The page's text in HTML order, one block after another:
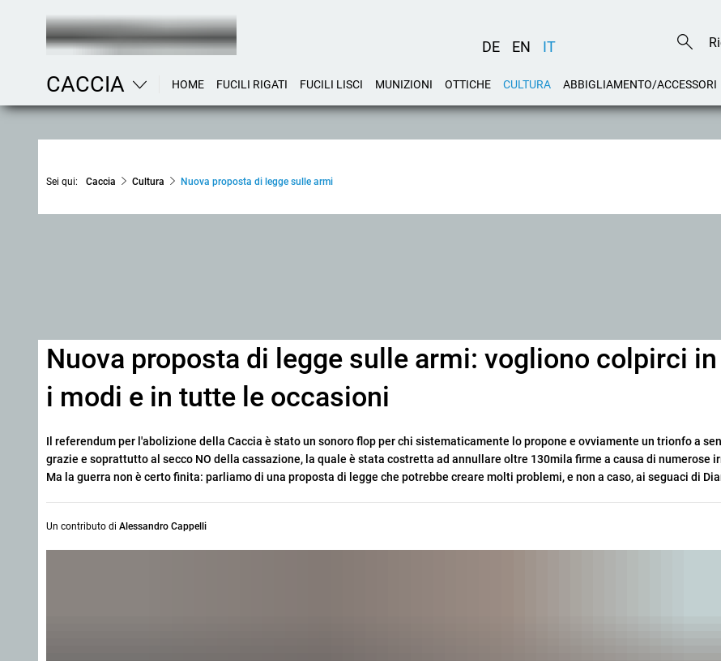
DE EN IT
CACCIA HOME FUCILI RIGATI FUCILI LISCI MUNIZIONI OTTICHE CULTURA ABBIGLIAMENTO/ACCESSORI
Sei qui: Caccia Cultura Nuova proposta di legge sulle armi
Nuova proposta di legge sulle armi: vogliono colpirci
i modi e in tutte le occasioni
Il referendum per l'abolizione della Caccia è stato un sonoro flop per chi sistematicamente lo propone e ovviamente un trionfo a
grazie e soprattutto al secco NO della cassazione, la quale è stata costretta ad annullare oltre 130mila firme a causa di numerose
Ma la guerra non è certo finita: parliamo di una proposta di legge che potrebbe creare molti problemi, e non a caso, ai seguaci di
Un contributo di Alessandro Cappelli